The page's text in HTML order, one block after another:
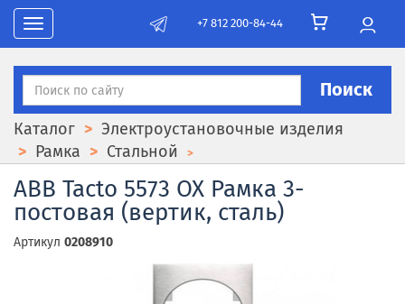
Toggle navigation
+7 812 200-84-44
Поиск
Каталог
Электроустановочные изделия
Рамка
Стальной
ABB Tacto 5573 OX Рамка 3-
постовая (вертик, сталь)
Артикул 0208910